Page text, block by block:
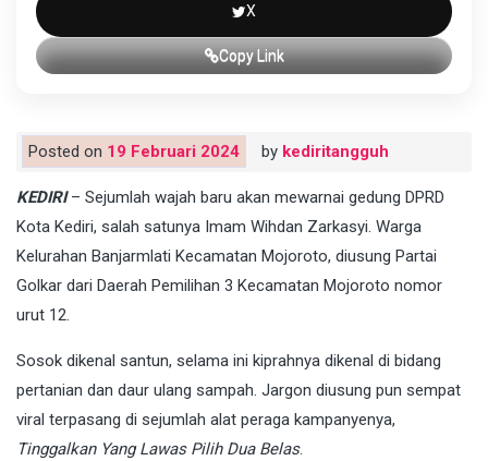
X
Copy Link
Posted on 19 Februari 2024 by kediritangguh
KEDIRI– Sejumlah wajah baru akan mewarnai gedung DPRD
Kota Kediri, salah satunya Imam Wihdan Zarkasyi. Warga
Kelurahan Banjarmlati Kecamatan Mojoroto, diusung Partai
Golkar dari Daerah Pemilihan 3 Kecamatan Mojoroto nomor
urut 12.
Sosok dikenal santun, selama ini kiprahnya dikenal di bidang
pertanian dan daur ulang sampah. Jargon diusung pun sempat
viral terpasang di sejumlah alat peraga kampanyenya,
Tinggalkan Yang Lawas Pilih Dua Belas.